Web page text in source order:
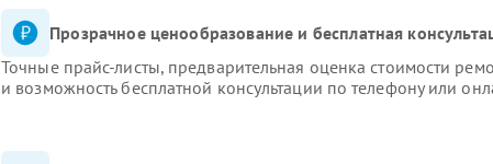
Прозрачное ценообразование и бесплатная
Точные прайс-листы, предварительная оценка стоимости
и возможность бесплатной консультации по телефону или